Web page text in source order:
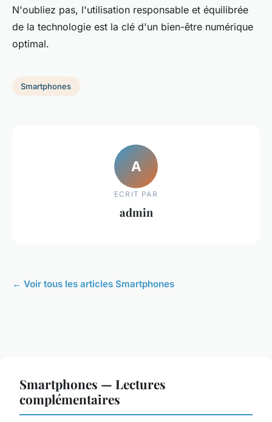
N'oubliez pas, l'utilisation responsable et équilibrée
de la technologie est la clé d'un bien-être numérique
optimal.
Smartphones
A
ECRIT PAR
admin
← Voir tous les articles Smartphones
Smartphones — Lectures
complémentaires